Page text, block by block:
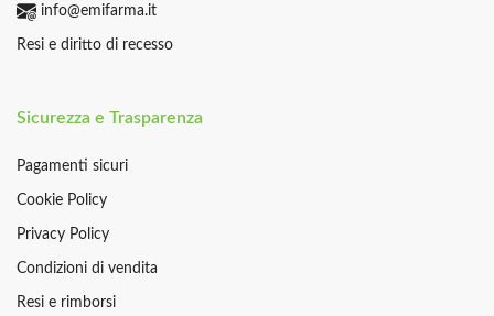
info@emifarma.it
Resi e diritto di recesso
Sicurezza e Trasparenza
Pagamenti sicuri
Cookie Policy
Privacy Policy
Condizioni di vendita
Resi e rimborsi